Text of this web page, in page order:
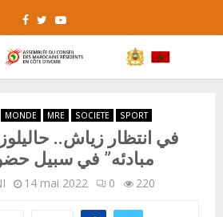
Facebook
TwitterYoutube
MONDE MRE SOCIETE SPORT
في انتظار زياش..
مبادئه” في سبيل
14 mai 2022 0 220